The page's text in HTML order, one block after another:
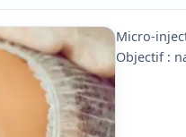
Micro-
Objectif :